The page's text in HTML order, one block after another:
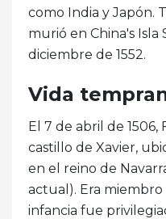
como India y Japón.
murió en China's
diciembre de 1552.
Vida
El 7 de abril de 1506,
castillo de Xavier,
en el reino de
actual). Era
infancia fue